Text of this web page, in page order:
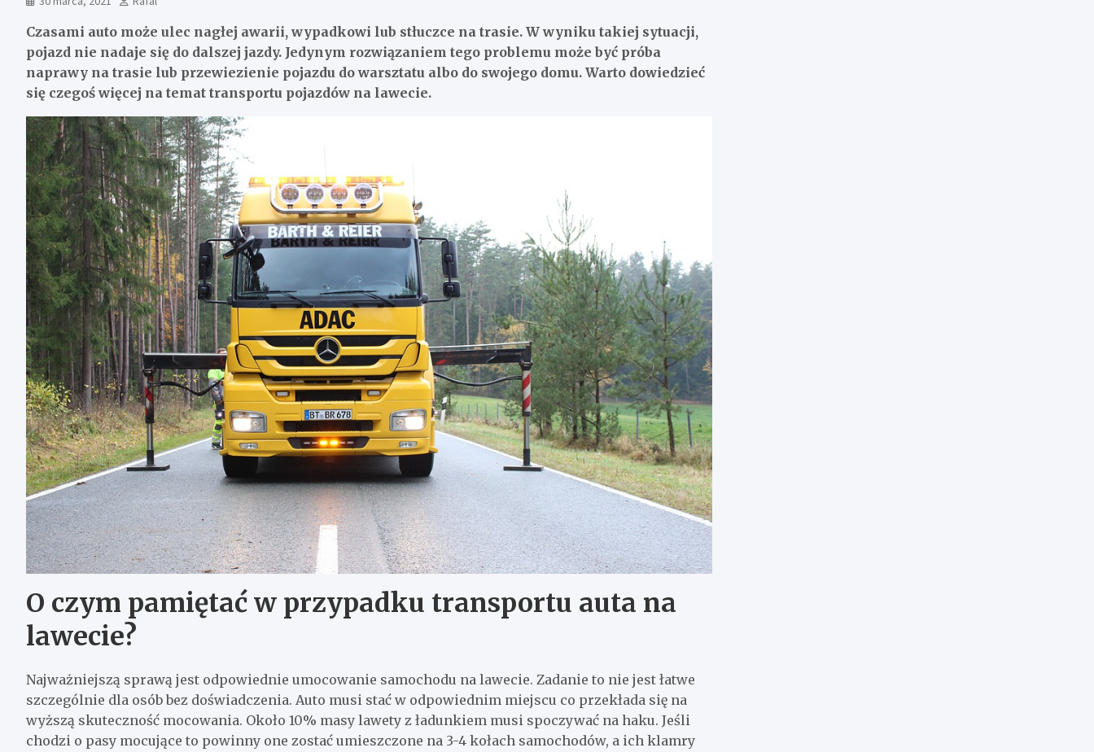
Czasami auto może ulec nagłej awarii, wypadkowi lub stłuczce na trasie. W wyniku takiej sytuacji,
pojazd nie nadaje się do dalszej jazdy. Jedynym rozwiązaniem tego problemu może być próba
naprawy na trasie lub przewiezienie pojazdu do warsztatu albo do swojego domu. Warto dowiedzieć
się czegoś więcej na temat transportu pojazdów na lawecie.
O czym pamiętać w przypadku transportu auta na
lawecie?
Najważniejszą sprawą jest odpowiednie umocowanie samochodu na lawecie. Zadanie to nie jest łatwe
szczególnie dla osób bez doświadczenia. Auto musi stać w odpowiednim miejscu co przekłada się na
wyższą skuteczność mocowania. Około 10% masy lawety z ładunkiem musi spoczywać na haku. Jeśli
chodzi o pasy mocujące to powinny one zostać umieszczone na 3-4 kołach samochodów, a ich klamry